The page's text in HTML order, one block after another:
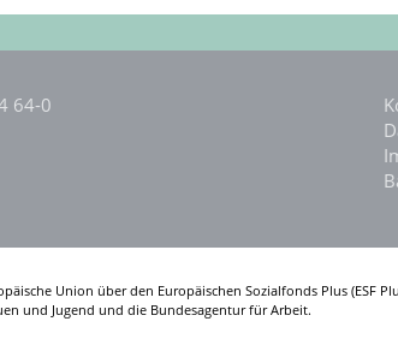
64-0
Union über den Europäischen Sozialfonds Plus (ESF
und Jugend und die Bundesagentur für Arbeit.